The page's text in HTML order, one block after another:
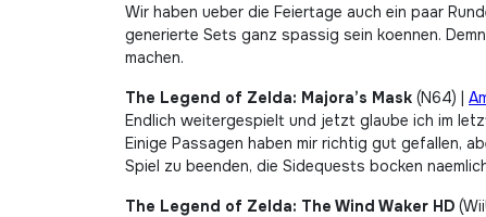
Wir haben ueber die Feiertage auch ein paar
generierte Sets ganz spassig sein koennen.
machen.
The Legend of Zelda: Majora’s Mask (N64) |
Endlich weitergespielt und jetzt glaube ich im
Einige Passagen haben mir richtig gut gefallen,
Spiel zu beenden, die Sidequests bocken
The Legend of Zelda: The Wind Waker HD